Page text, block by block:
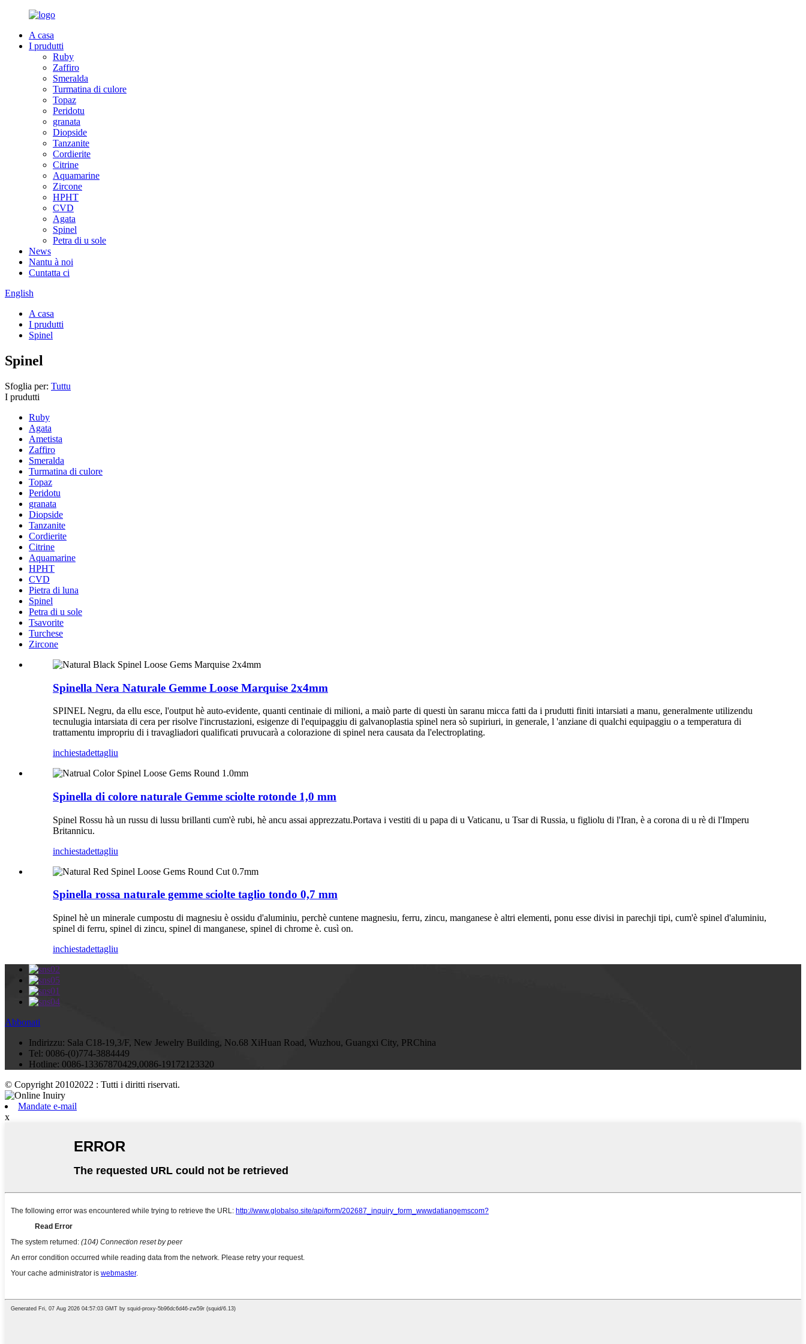
A casa
I prudutti
Ruby
Zaffiro
Smeralda
Turmatina di culore
Topaz
Peridotu
granata
Diopside
Tanzanite
Cordierite
Citrine
Aquamarine
Zircone
HPHT
CVD
Agata
Spinel
Petra di u sole
News
Nantu à noi
Cuntatta ci
English
A casa
I prudutti
Spinel
Spinel
Sfoglia per: Tuttu
I prudutti
Ruby
Agata
Ametista
Zaffiro
Smeralda
Turmatina di culore
Topaz
Peridotu
granata
Diopside
Tanzanite
Cordierite
Citrine
Aquamarine
HPHT
CVD
Pietra di luna
Spinel
Petra di u sole
Tsavorite
Turchese
Zircone
Spinella Nera Naturale Gemme Loose Marquise 2x4mm
SPINEL Negru, da ellu esce, l'output hè auto-evidente, quanti centinaie di milioni, a maiò parte di questi ùn saranu micca fatti da i prudutti finiti intarsiati a manu, generalmente utilizendu
tecnulugia intarsiata di cera per risolve l'incrustazioni, esigenze di l'equipaggiu di galvanoplastia spinel nera sò supiriuri, in generale, l 'anziane di qualchi equipaggiu o a temperatura di
trattamentu impropriu di i travagliadori qualificati pruvucarà a colorazione di spinel nera causata da l'electroplating.
inchiestadettagliu
Spinella di colore naturale Gemme sciolte rotonde 1,0 mm
Spinel Rossu hà un russu di lussu brillanti cum'è rubi, hè ancu assai apprezzatu.Portava i vestiti di u papa di u Vaticanu, u Tsar di Russia, u figliolu di l'Iran, è a corona di u rè di l'Imperu
Britannicu.
inchiestadettagliu
Spinella rossa naturale gemme sciolte taglio tondo 0,7 mm
Spinel hè un minerale cumpostu di magnesiu è ossidu d'aluminiu, perchè cuntene magnesiu, ferru, zincu, manganese è altri elementi, ponu esse divisi in parechji tipi, cum'è spinel d'aluminiu,
spinel di ferru, spinel di zincu, spinel di manganese, spinel di chrome è. cusì on.
inchiestadettagliu
Abbonati
Indirizzu: Sala C18-19,3/F, New Jewelry Building, No.68 XiHuan Road, Wuzhou, Guangxi City, PRChina
Tel: 0086-(0)774-3884449
Hotline: 0086-13367870429,0086-19172123320
© Copyright 20102022 : Tutti i diritti riservati.
Mandate e-mail
x